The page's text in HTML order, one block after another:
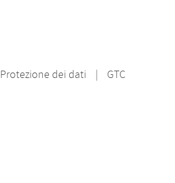
Protezione dei dati GTC